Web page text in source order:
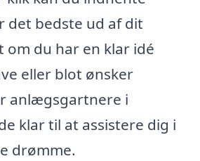
det bedste ud af dit
om du har en klar idé
eller blot ønsker
anlægsgartnere i
klar til at assistere dig i
drømme.